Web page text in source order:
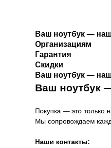
Ваш ноутбук —
Организациям
Гарантия
Скидки
Ваш ноутбук —
Ваш ноутбук
Покупка — это только
Мы сопровождаем
Наши контакты: